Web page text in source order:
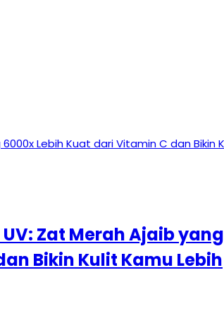
Zat Merah Ajaib yang
Bikin Kulit Kamu Lebih